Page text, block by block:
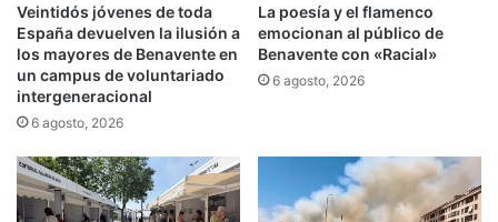
Veintidós jóvenes de toda
España devuelven la ilusión a
los mayores de Benavente en
un campus de voluntariado
intergeneracional
6 agosto, 2026
La poesía y el flamenco
emocionan al público de
Benavente con «Racial»
6 agosto, 2026